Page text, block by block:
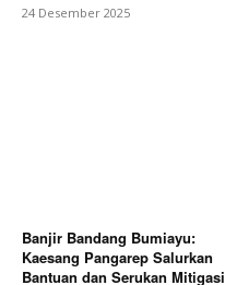
24 Desember 2025
Banjir Bandang Bumiayu:
Kaesang Pangarep Salurkan
Bantuan dan Serukan Mitigasi